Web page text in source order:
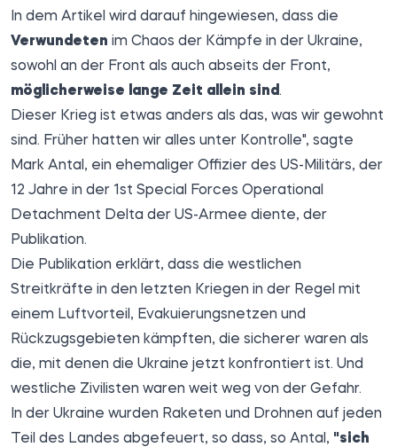
In dem Artikel wird darauf hingewiesen, dass die
Verwundeten im Chaos der Kämpfe in der Ukraine,
sowohl an der Front als auch abseits der Front,
möglicherweise lange Zeit allein sind.
Dieser Krieg ist etwas anders als das, was wir gewohnt
sind. Früher hatten wir alles unter Kontrolle", sagte
Mark Antal, ein ehemaliger Offizier des US-Militärs, der
12 Jahre in der 1st Special Forces Operational
Detachment Delta der US-Armee diente, der
Publikation.
Die Publikation erklärt, dass die westlichen
Streitkräfte in den letzten Kriegen in der Regel mit
einem Luftvorteil, Evakuierungsnetzen und
Rückzugsgebieten kämpften, die sicherer waren als
die, mit denen die Ukraine jetzt konfrontiert ist. Und
westliche Zivilisten waren weit weg von der Gefahr.
In der Ukraine wurden Raketen und Drohnen auf jeden
Teil des Landes abgefeuert, so dass, so Antal, "sich